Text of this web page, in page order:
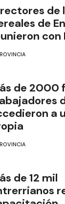
de
de
con
de 2000
a
de 12 mil